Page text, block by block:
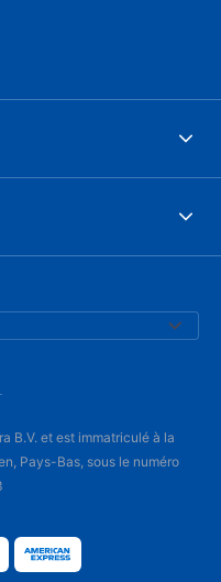
B.V. et est immatriculé à la
Pays-Bas, sous le numéro